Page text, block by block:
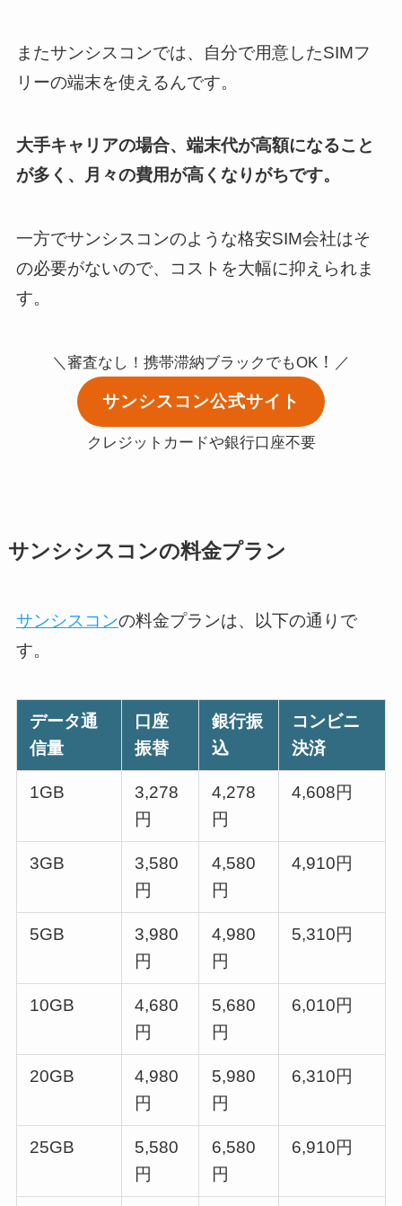
またサンシスコンでは、自分で用意したSIMフ
リーの端末を使えるんです。
大手キャリアの場合、端末代が高額になること
が多く、月々の費用が高くなりがちです。
一方でサンシスコンのような格安SIM会社はそ
の必要がないので、コストを大幅に抑えられま
す。
＼審査なし！携帯滞納ブラックでもOK ！ ／
サンシスコン公式サイト
クレジットカードや銀行口座不要
サンシシスコンの料金プラン
サンシスコンの料金プランは、以下の通りで
す。
データ通
信量
口座
振替
銀行振
込
コンビニ
決済
1GB
3,278
円
4,278
円
4,608円
3GB
3,580
円
4,580
円
4,910円
5GB
3,980
円
4,980
円
5,310円
10GB
4,680
円
5,680
円
6,010円
20GB
4,980
円
5,980
円
6,310円
25GB
5,580
円
6,580
円
6,910円